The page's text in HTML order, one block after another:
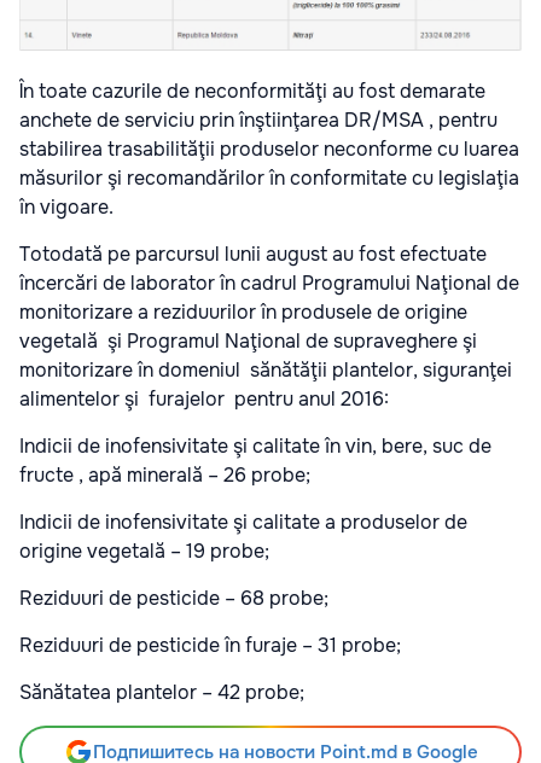
În toate cazurile de neconformităţi au fost demarate
anchete de serviciu prin înştiinţarea DR/MSA , pentru
stabilirea trasabilităţii produselor neconforme cu luarea
măsurilor şi recomandărilor în conformitate cu legislaţia
în vigoare.
Totodată pe parcursul lunii august au fost efectuate
încercări de laborator în cadrul Programului Naţional de
monitorizare a reziduurilor în produsele de origine
vegetală şi Programul Naţional de supraveghere şi
monitorizare în domeniul sănătăţii plantelor, siguranţei
alimentelor şi furajelor pentru anul 2016:
Indicii de inofensivitate şi calitate în vin, bere, suc de
fructe , apă minerală – 26 probe;
Indicii de inofensivitate şi calitate a produselor de
origine vegetală – 19 probe;
Reziduuri de pesticide – 68 probe;
Reziduuri de pesticide în furaje – 31 probe;
Sănătatea plantelor – 42 probe;
Подпишитесь на новости Point.md в Google